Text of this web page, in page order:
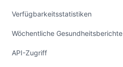
Verfügbarkeitsstatistiken
Wöchentliche Gesundheitsberichte
API-Zugriff